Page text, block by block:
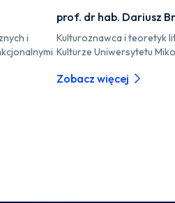
i
prof. dr hab. Dariusz
Kulturoznawca i teoretyk
Kulturze Uniwersytetu
Zobacz więcej